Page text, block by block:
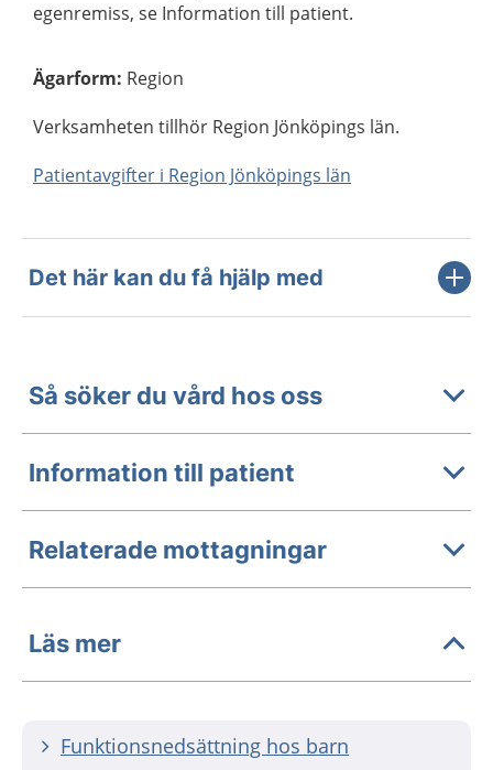
egenremiss, se Information till patient.
Ägarform: Region
Verksamheten tillhör Region Jönköpings län.
Patientavgifter i Region Jönköpings län
Det här kan du få hjälp med
Så söker du vård hos oss
Information till patient
Relaterade mottagningar
Läs mer
Funktionsnedsättning hos barn